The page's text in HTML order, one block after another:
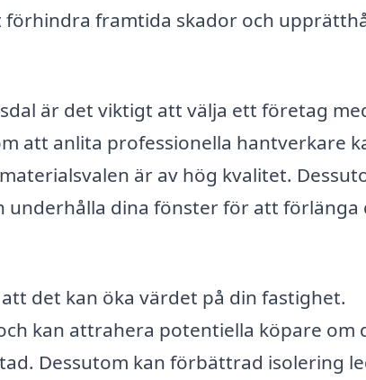
framtida skador och
är det viktigt att välja ett företag
att anlita professionella hantverkare
är av hög kvalitet.
underhålla dina fönster för att förlänga
det kan öka värdet på din fastighet.
kan attrahera potentiella köpare om
Dessutom kan förbättrad isolering